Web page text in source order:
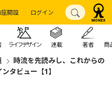
座開設 ログイン
ライフデザイン 連載 著者 商
時流を先読みし、これからの
タビュー【1】